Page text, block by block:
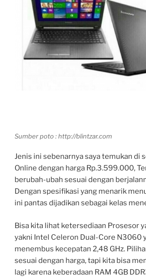
Sumber poto : http://blintzar.com
Jenis ini sebenarnya saya temukan di
Online dengan harga Rp.3.599.000,
berubah-ubah sesuai dengan
Dengan spesifikasi yang menarik
ini pantas dijadikan sebagai kelas
Bisa kita lihat ketersediaan Prosesor
yakni Intel Celeron Dual-Core N3060
menembus kecepatan 2,48 GHz.
sesuai dengan harga, tapi kita bisa
lagi karena keberadaan RAM 4GB